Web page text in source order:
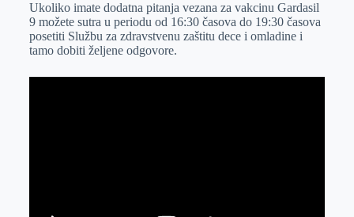
Ukoliko imate dodatna pitanja vezana za vakcinu Gardasil
9 možete sutra u periodu od 16:30 časova do 19:30 časova
posetiti Službu za zdravstvenu zaštitu dece i omladine i
tamo dobiti željene odgovore.